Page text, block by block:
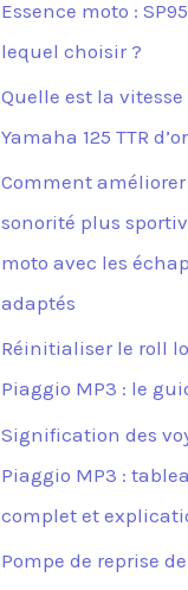
Essence moto :
lequel choisir ?
Quelle est la
Yamaha 125 TTR
Comment améliorer
sonorité plus
moto avec les
adaptés
Réinitialiser le roll
Piaggio MP3 : le
Signification des
Piaggio MP3 :
complet et
Pompe de reprise de